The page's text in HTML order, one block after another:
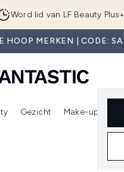
naar de hoofdinhoud
Word lid van LF Beauty Plus+
MERKEN | CODE:
Enter submenu (New & Trending)Enter submenu (K-Beauty)
Gezicht Make-up